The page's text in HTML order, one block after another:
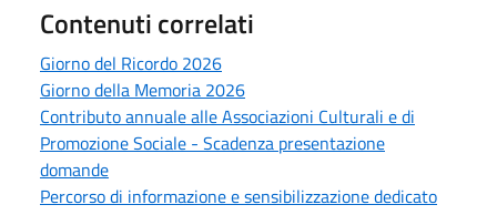
Contenuti correlati
Giorno del Ricordo 2026
Giorno della Memoria 2026
Contributo annuale alle Associazioni Culturali e di
Promozione Sociale - Scadenza presentazione
domande
Percorso di informazione e sensibilizzazione dedicato